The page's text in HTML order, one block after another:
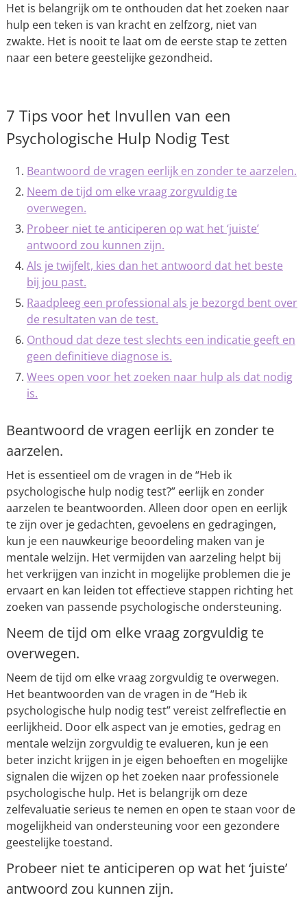
Het is belangrijk om te onthouden dat het zoeken naar
hulp een teken is van kracht en zelfzorg, niet van
zwakte. Het is nooit te laat om de eerste stap te zetten
naar een betere geestelijke gezondheid.
7 Tips voor het Invullen van een
Psychologische Hulp Nodig Test
Beantwoord de vragen eerlijk en zonder te aarzelen.
Neem de tijd om elke vraag zorgvuldig te
overwegen.
Probeer niet te anticiperen op wat het ‘juiste’
antwoord zou kunnen zijn.
Als je twijfelt, kies dan het antwoord dat het beste
bij jou past.
Raadpleeg een professional als je bezorgd bent over
de resultaten van de test.
Onthoud dat deze test slechts een indicatie geeft en
geen definitieve diagnose is.
Wees open voor het zoeken naar hulp als dat nodig
is.
Beantwoord de vragen eerlijk en zonder te
aarzelen.
Het is essentieel om de vragen in de “Heb ik
psychologische hulp nodig test?” eerlijk en zonder
aarzelen te beantwoorden. Alleen door open en eerlijk
te zijn over je gedachten, gevoelens en gedragingen,
kun je een nauwkeurige beoordeling maken van je
mentale welzijn. Het vermijden van aarzeling helpt bij
het verkrijgen van inzicht in mogelijke problemen die je
ervaart en kan leiden tot effectieve stappen richting het
zoeken van passende psychologische ondersteuning.
Neem de tijd om elke vraag zorgvuldig te
overwegen.
Neem de tijd om elke vraag zorgvuldig te overwegen.
Het beantwoorden van de vragen in de “Heb ik
psychologische hulp nodig test” vereist zelfreflectie en
eerlijkheid. Door elk aspect van je emoties, gedrag en
mentale welzijn zorgvuldig te evalueren, kun je een
beter inzicht krijgen in je eigen behoeften en mogelijke
signalen die wijzen op het zoeken naar professionele
psychologische hulp. Het is belangrijk om deze
zelfevaluatie serieus te nemen en open te staan voor de
mogelijkheid van ondersteuning voor een gezondere
geestelijke toestand.
Probeer niet te anticiperen op wat het ‘juiste’
antwoord zou kunnen zijn.